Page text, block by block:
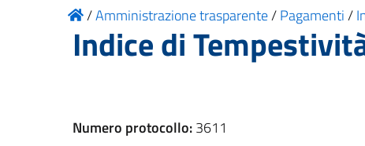
/Amministrazione trasparente/Pagamenti/
Indice di
Numero protocollo:3611